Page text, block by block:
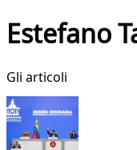
Estefano
Gli articoli